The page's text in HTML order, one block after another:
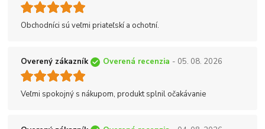
Obchodníci sú veľmi priateľskí a ochotní.
Overený zákazník Overená recenzia - 05. 08. 2026
Veľmi spokojný s nákupom, produkt splnil očakávanie